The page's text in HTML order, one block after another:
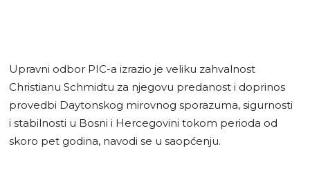
Upravni odbor PIC-a izrazio je veliku zahvalnost
Christianu Schmidtu za njegovu predanost i doprinos
provedbi Daytonskog mirovnog sporazuma, sigurnosti
i stabilnosti u Bosni i Hercegovini tokom perioda od
skoro pet godina, navodi se u saopćenju.